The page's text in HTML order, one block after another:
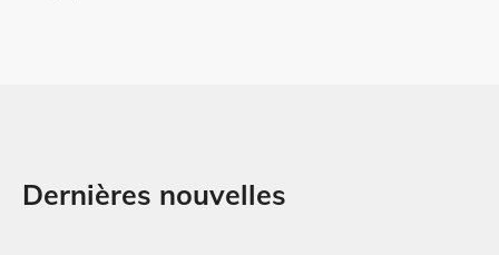
Dernières nouvelles